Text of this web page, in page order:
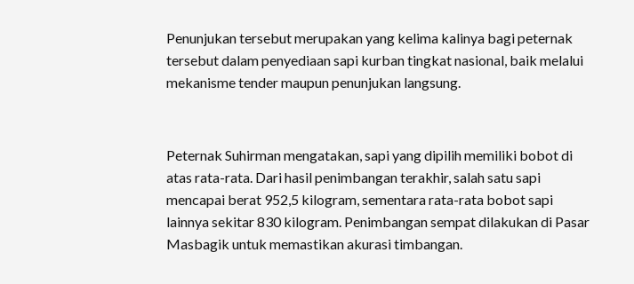
Penunjukan tersebut merupakan yang kelima kalinya bagi peternak
tersebut dalam penyediaan sapi kurban tingkat nasional, baik melalui
mekanisme tender maupun penunjukan langsung.
Peternak Suhirman mengatakan, sapi yang dipilih memiliki bobot di
atas rata-rata. Dari hasil penimbangan terakhir, salah satu sapi
mencapai berat 952,5 kilogram, sementara rata-rata bobot sapi
lainnya sekitar 830 kilogram. Penimbangan sempat dilakukan di Pasar
Masbagik untuk memastikan akurasi timbangan.